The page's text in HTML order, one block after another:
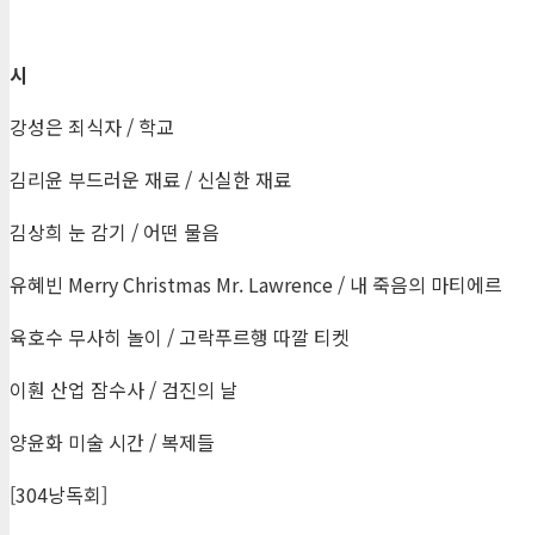
시
강성은 죄식자 / 학교
김리윤 부드러운 재료 / 신실한 재료
김상희 눈 감기 / 어떤 물음
유혜빈 Merry Christmas Mr. Lawrence / 내 죽음의 마티에르
육호수 무사히 놀이 / 고락푸르행 따깔 티켓
이훤 산업 잠수사 / 검진의 날
양윤화 미술 시간 / 복제들
[304낭독회]